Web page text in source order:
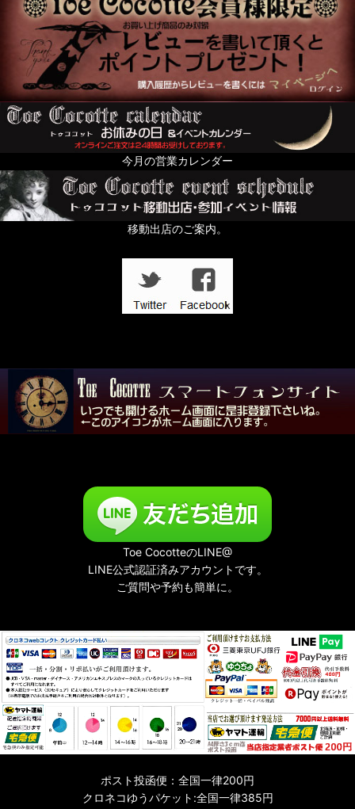
送料無料まで後少し（500円以下のお品）
絢爛黄金色装飾品の頁
For KID's and Baby and FANY
オブジェ・人形・立体アート
ちょっと配るのにおすすめプチギフト特集
すずらんの日
今月の営業カレンダー
移動出店のご案内。
Toe CocotteのLINE@
LINE公式認証済みアカウントです。
ご質問や予約も簡単に。
ポスト投函便：全国一律200円
クロネコゆうパケット:全国一律385円